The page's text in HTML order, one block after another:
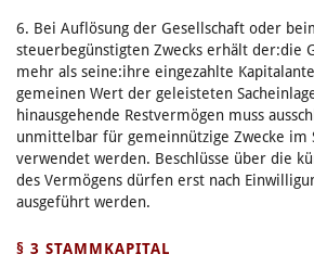
6. Bei Auflösung der Gesellschaft oder
steuerbegünstigten Zwecks erhält der:die
mehr als seine:ihre eingezahlte
gemeinen Wert der geleisteten
hinausgehende Restvermögen muss
unmittelbar für gemeinnützige Zwecke im
verwendet werden. Beschlüsse über die
des Vermögens dürfen erst nach
ausgeführt werden.
§ 3 STAMMKAPITAL